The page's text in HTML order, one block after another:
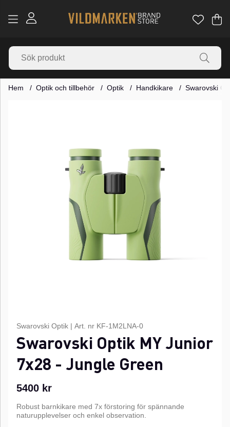
.
Hem Optik och tillbehör Optik Handkikare Swarovski
Swarovski Optik | Art. nr KF-1M2LNA-0
Swarovski Optik MY Junior
7x28 - Jungle Green
5400 kr
Robust barnkikare med 7x förstoring för spännande
naturupplevelser och enkel observation.